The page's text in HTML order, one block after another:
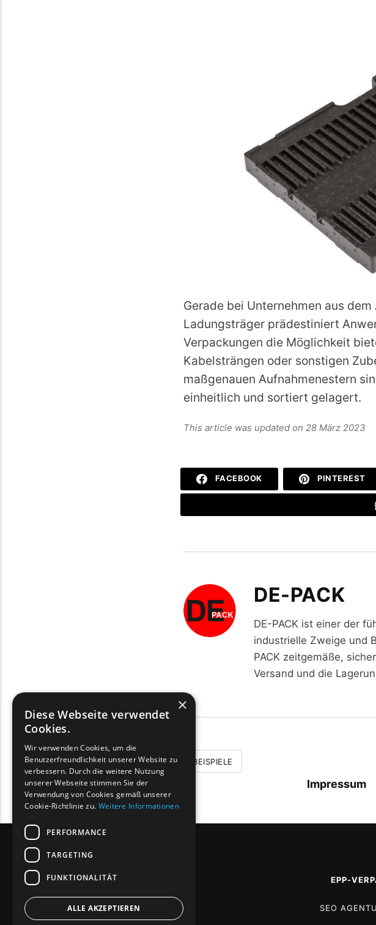
Gerade bei Unternehmen aus
Ladungsträger prädestiniert
Verpackungen die Möglichkeit
Kabelsträngen oder sonstigen
maßgenauen Aufnahmenestern
einheitlich und sortiert gelagert.
This article was updated on 28 März 2023
FACEBOOK PINTEREST
DE-PACK
DE-PACK ist einer der
industrielle Zweige und
PACK zeitgemäße,
Versand und die
BEISPIELE
Impressum
EPP-
SEO
×
Diese Webseite verwendet
Cookies.
Wir verwenden Cookies, um die
Benutzerfreundlichkeit unserer Website zu
verbessern. Durch die weitere Nutzung
unserer Webseite stimmen Sie der
Verwendung von Cookies gemäß unserer
Cookie-Richtlinie zu. Weitere Informationen
PERFORMANCE
TARGETING
FUNKTIONALITÄT
ALLE AKZEPTIEREN